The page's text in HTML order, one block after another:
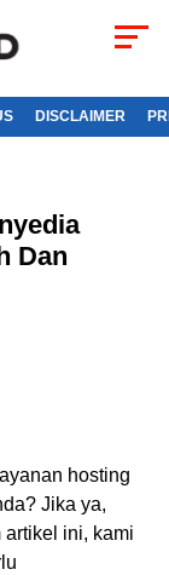
DISCLAIMER
Dan
hosting
Jika ya,
artikel ini, kami